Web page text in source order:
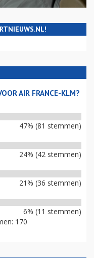
AIR FRANCE-KLM?
47% (81 stemmen)
24% (42 stemmen)
21% (36 stemmen)
6% (11 stemmen)
170